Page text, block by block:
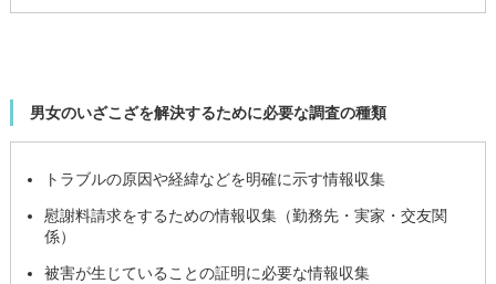
男女のいざこざを解決するために必要な調査の種類
トラブルの原因や経緯などを明確に示す情報収集
慰謝料請求をするための情報収集（勤務先・実家・交友関
係）
被害が生じていることの証明に必要な情報収集